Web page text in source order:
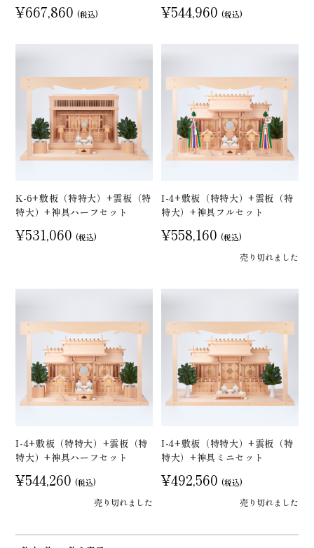
¥667,860 (税込) ¥544,960 (税込)
K-6+敷板（特特大）+雲板（特
特大）+神具ハーフセット
¥531,060 (税込)
I-4+敷板（特特大）+雲板（特
特大）+神具フルセット
¥558,160 (税込)
売り切れました
I-4+敷板（特特大）+雲板（特
特大）+神具ハーフセット
¥544,260 (税込)
売り切れました
I-4+敷板（特特大）+雲板（特
特大）+神具ミニセット
¥492,560 (税込)
売り切れました